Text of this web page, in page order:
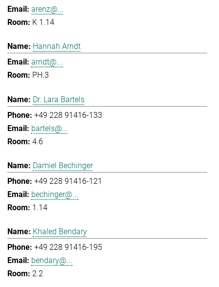
arenz@...
K 1.14
Hannah Arndt
arndt@...
PH.3
Dr. Lara Bartels
+49 228 91416-133
bartels@...
4.6
Damiel Bechinger
+49 228 91416-121
bechinger@...
1.14
Khaled Bendary
+49 228 91416-195
bendary@...
2.2